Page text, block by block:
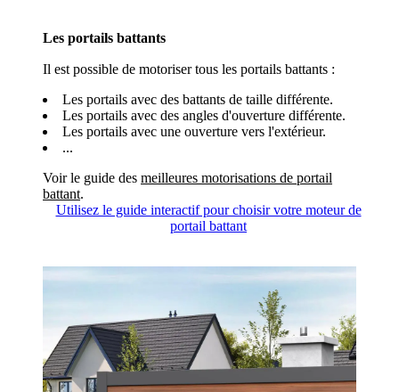
Les portails battants
Il est possible de motoriser tous les portails battants :
Les portails avec des battants de taille différente.
Les portails avec des angles d'ouverture différente.
Les portails avec une ouverture vers l'extérieur.
...
Voir le guide des meilleures motorisations de portail
battant.
Utilisez le guide interactif pour choisir votre moteur de
portail battant